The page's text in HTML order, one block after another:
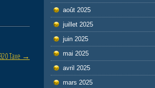
Taxe →
août 2025
juillet 2025
juin 2025
mai 2025
avril 2025
mars 2025